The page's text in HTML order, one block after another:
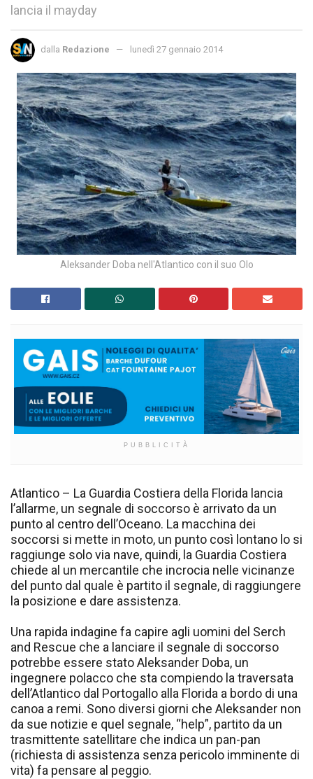
lancia il mayday
dalla Redazione lunedì 27 gennaio 2014
Aleksander Doba nell'Atlantico con il suo Olo
PUBBLICITÀ
Atlantico – La Guardia Costiera della Florida lancia
l’allarme, un segnale di soccorso è arrivato da un
punto al centro dell’Oceano. La macchina dei
soccorsi si mette in moto, un punto così lontano lo si
raggiunge solo via nave, quindi, la Guardia Costiera
chiede al un mercantile che incrocia nelle vicinanze
del punto dal quale è partito il segnale, di raggiungere
la posizione e dare assistenza.
Una rapida indagine fa capire agli uomini del Serch
and Rescue che a lanciare il segnale di soccorso
potrebbe essere stato Aleksander Doba, un
ingegnere polacco che sta compiendo la traversata
dell’Atlantico dal Portogallo alla Florida a bordo di una
canoa a remi. Sono diversi giorni che Aleksander non
da sue notizie e quel segnale, “help”, partito da un
trasmittente satellitare che indica un pan-pan
(richiesta di assistenza senza pericolo imminente di
vita) fa pensare al peggio.